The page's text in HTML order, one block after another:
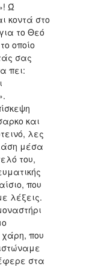
Ώ
κοντά στο
το Θεό
οποίο
σας
πει:
και
λες
μέσα
του,
που
λέξεις.
που
στα